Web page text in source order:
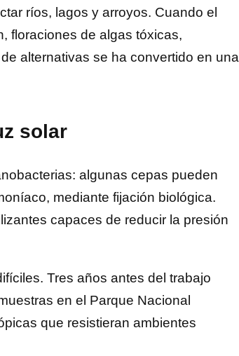
ríos, lagos y arroyos. Cuando el
floraciones de algas tóxicas,
alternativas se ha convertido en una
solar
algunas cepas pueden
mediante fijación biológica.
capaces de reducir la presión
Tres años antes del trabajo
en el Parque Nacional
que resistieran ambientes